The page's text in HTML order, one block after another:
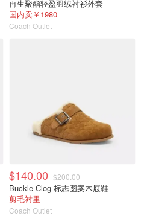
再生聚酯轻盈羽绒衬衫外套
国内卖￥1980
Coach Outlet
$140.00 $200.00
Buckle Clog 标志图案木屐鞋
剪毛衬里
Coach Outlet